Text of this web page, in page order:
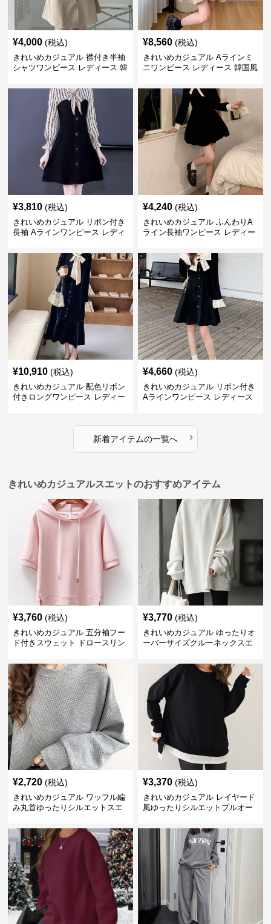
¥4,000 (税込)
きれいめカジュアル 襟付き半袖
シャツワンピース レディース 韓
ト ウエストマーク スタイルアッ
プ Aライン 小柄さん◎
¥8,560 (税込)
きれいめカジュアル Aラインミ
ニワンピース レディース 韓国風
上丈 春秋 ウエストマーク 上品
エレガント
¥3,810 (税込)
きれいめカジュアル リボン付き
長袖 Aラインワンピース レディ
り替え 膝上丈 細見え フェミニ
ン おしゃれ
¥4,240 (税込)
きれいめカジュアル ふんわりA
ライン長袖ワンピース レディー
ト フェミニン 上品 おしゃれ
¥10,910 (税込)
きれいめカジュアル 配色リボン
付きロングワンピース レディー
¥4,660 (税込)
きれいめカジュアル リボン付き
Aラインワンピース レディース
ン
新着アイテムの一覧へ ›
きれいめカジュアルスエットのおすすめアイテム
¥3,760 (税込)
きれいめカジュアル 五分袖フー
ド付きスウェット ドロースリン
¥3,770 (税込)
きれいめカジュアル ゆったりオ
ーバーサイズクルーネックスエ
¥2,720 (税込)
きれいめカジュアル ワッフル編
み丸首ゆったりシルエットスエ
¥3,370 (税込)
きれいめカジュアル レイヤード
風ゆったりシルエットプルオー